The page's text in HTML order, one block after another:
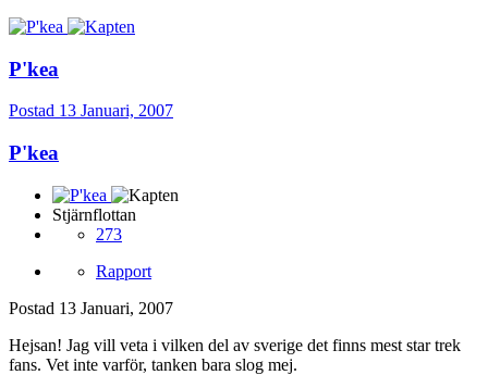
P'kea
Postad 13 Januari, 2007
P'kea
Stjärnflottan
273
Rapport
Postad 13 Januari, 2007
Hejsan! Jag vill veta i vilken del av sverige det finns mest star trek
fans. Vet inte varför, tanken bara slog mej.